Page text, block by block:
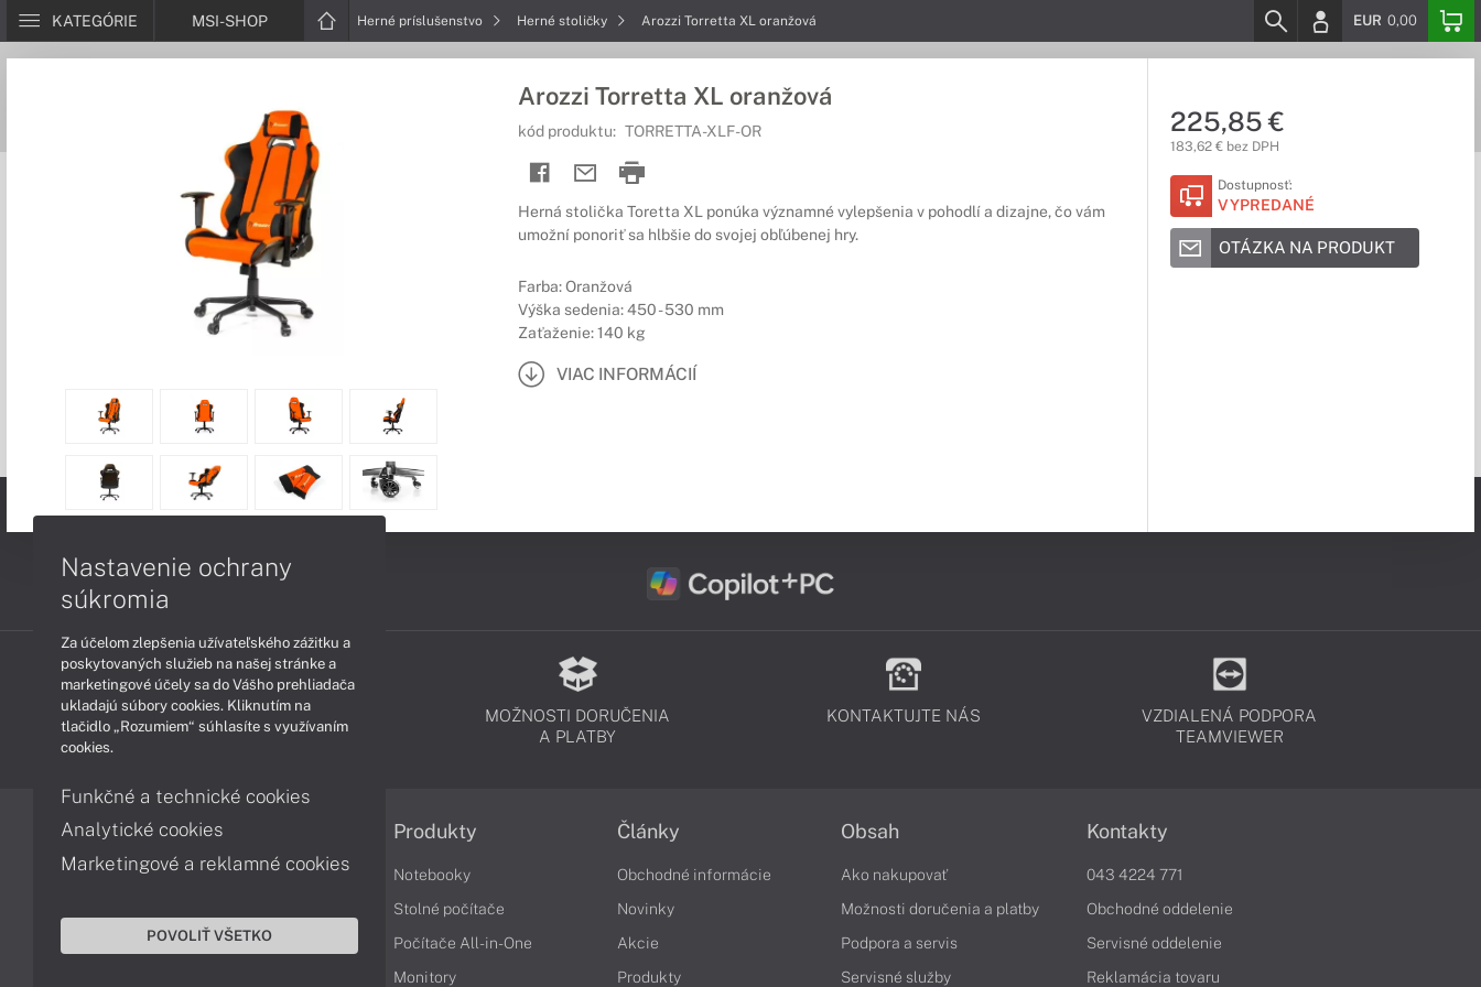
KATEGÓRIE MSI-SHOP Herné príslušenstvo Herné stoličky Arozzi Torretta XL oranžová EUR 0,00
Arozzi Torretta XL oranžová
kód produktu: TORRETTA-XLF-OR
Herná stolička Toretta XL ponúka významné vylepšenia v pohodlí a dizajne, čo vám
umožní ponoriť sa hlbšie do svojej obľúbenej hry.
Farba: Oranžová
Výška sedenia: 450 - 530 mm
Zaťaženie: 140 kg
VIAC INFORMÁCIÍ
225,85 €
183,62 € bez DPH
Dostupnosť:
VYPREDANÉ
OTÁZKA NA PRODUKT
PODPORA A SERVIS
MOŽNOSTI DORUČENIA
A PLATBY
KONTAKTUJTE NÁS
VZDIALENÁ PODPORA
TEAMVIEWER
Informácie
Obchodné podmienky
Ochrana osobných údajov
Produkty
Notebooky
Stolné počítače
Počítače All-in-One
Monitory
Články
Obchodné informácie
Novinky
Akcie
Produkty
Obsah
Ako nakupovať
Možnosti doručenia a platby
Podpora a servis
Servisné služby
Kontakty
043 4224 771
Obchodné oddelenie
Servisné oddelenie
Reklamácia tovaru
Nastavenie ochrany
súkromia
Za účelom zlepšenia užívateľského zážitku a
poskytovaných služieb na našej stránke a
marketingové účely sa do Vášho prehliadača
ukladajú súbory cookies. Kliknutím na
tlačidlo „Rozumiem“ súhlasíte s využívaním
cookies.
Funkčné a technické cookies
Analytické cookies
Marketingové a reklamné cookies
POVOLIŤ VŠETKO